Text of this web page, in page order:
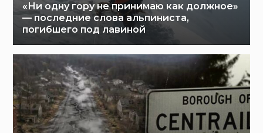
«Ни одну гору не принимаю как должное»
— последние слова альпиниста,
погибшего под лавиной